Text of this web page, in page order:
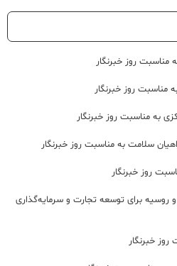
مناسبت روز خبرنگار
مناسبت روز خبرنگار
به مناسبت روز خبرنگار
سلامت به مناسبت روز خبرنگار
روز خبرنگار
روسیه برای توسعه تجارت و سرمایه‌گذاری
روز خبرنگار